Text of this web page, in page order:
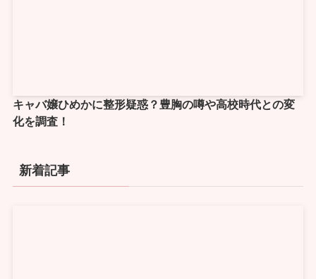
キャバ嬢ひめかに整形疑惑？豊胸の噂や高校時代との変
化を調査！
新着記事